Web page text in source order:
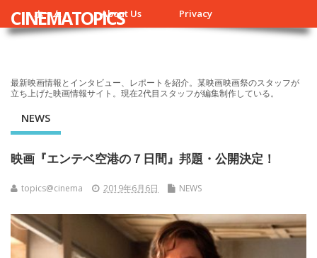
ホーム About Us Privacy
CINEMATOPICS
最新映画情報とインタビュー、レポートを紹介。某映画映画祭のスタッフが
立ち上げた映画情報サイト。現在2代目スタッフが編集制作している。
NEWS
映画『エンテベ空港の７日間』邦題・公開決定！
topics@cinema 2019年6月6日 NEWS